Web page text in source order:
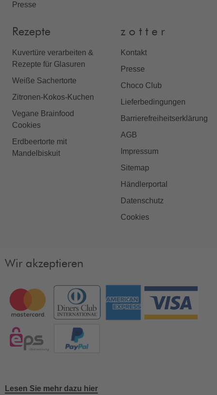
Presse
Rezepte
Kuvertüre verarbeiten &
Rezepte für Glasuren
Weiße Sachertorte
Zitronen-Kokos-Kuchen
Vegane Brainfood
Cookies
Erdbeertorte mit
Mandelbiskuit
z o t t e r
Kontakt
Presse
Choco Club
Lieferbedingungen
Barrierefreiheitserklärung
AGB
Impressum
Sitemap
Händlerportal
Datenschutz
Cookies
Wir akzeptieren
Lesen Sie mehr dazu hier